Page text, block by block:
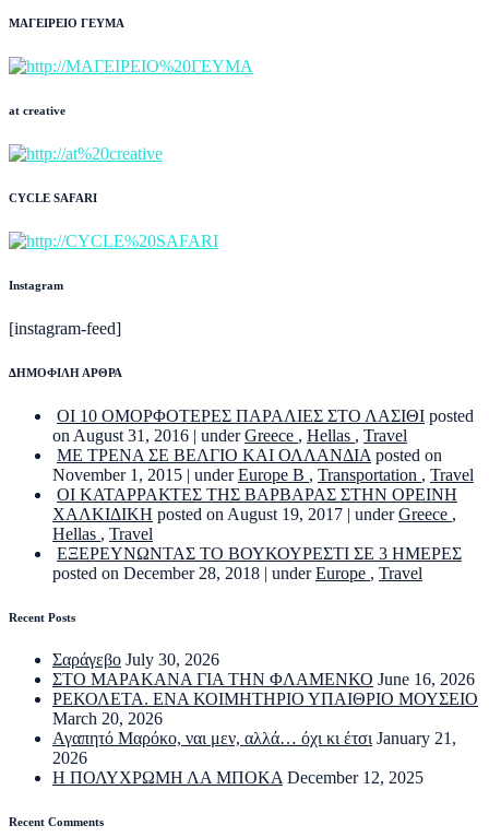
ΜΑΓΕΙΡΕΙΟ ΓΕΥΜΑ
at creative
CYCLE SAFARI
Instagram
[instagram-feed]
ΔΗΜΟΦΙΛΗ ΑΡΘΡΑ
ΟΙ 10 ΟΜΟΡΦΟΤΕΡΕΣ ΠΑΡΑΛΙΕΣ ΣΤΟ ΛΑΣΙΘΙ posted
on August 31, 2016 | underGreece , Hellas , Travel
ΜΕ ΤΡΕΝΑ ΣΕ ΒΕΛΓΙΟ ΚΑΙ ΟΛΛΑΝΔΙΑ posted on
November 1, 2015 | underEurope B , Transportation , Travel
ΟΙ ΚΑΤΑΡΡΑΚΤΕΣ ΤΗΣ ΒΑΡΒΑΡΑΣ ΣΤΗΝ ΟΡΕΙΝΗ
ΧΑΛΚΙΔΙΚΗ posted on August 19, 2017 | underGreece ,
Hellas , Travel
ΕΞΕΡΕΥΝΩΝΤΑΣ ΤΟ ΒΟΥΚΟΥΡΕΣΤΙ ΣΕ 3 ΗΜΕΡΕΣ
posted on December 28, 2018 | underEurope , Travel
Recent Posts
Σαράγεβο July 30, 2026
ΣΤΟ ΜΑΡΑΚΑΝΑ ΓΙΑ ΤΗΝ ΦΛΑΜΕΝΚΟ June 16, 2026
ΡΕΚΟΛΕΤΑ. ΕΝΑ ΚΟΙΜΗΤΗΡΙΟ ΥΠΑΙΘΡΙΟ ΜΟΥΣΕΙΟ
March 20, 2026
Αγαπητό Μαρόκο, ναι μεν, αλλά… όχι κι έτσι January 21,
2026
Η ΠΟΛΥΧΡΩΜΗ ΛΑ ΜΠΟΚΑ December 12, 2025
Recent Comments